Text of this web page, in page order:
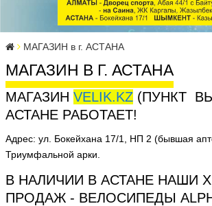
МАГАЗИН в г. АСТАНА
МАГАЗИН В Г. АСТАНА
МАГАЗИН VELIK.KZ (ПУНКТ
АСТАНЕ РАБОТАЕТ!
Адрес: ул. Бокейхана 17/1, НП 2 (бывшая
Триумфальной арки.
В НАЛИЧИИ В АСТАНЕ НАШИ
ПРОДАЖ - ВЕЛОСИПЕДЫ